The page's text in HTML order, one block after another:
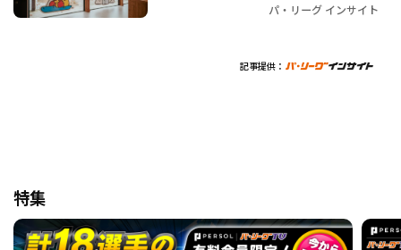
パ・リーグ インサイト
記事提供：
特集